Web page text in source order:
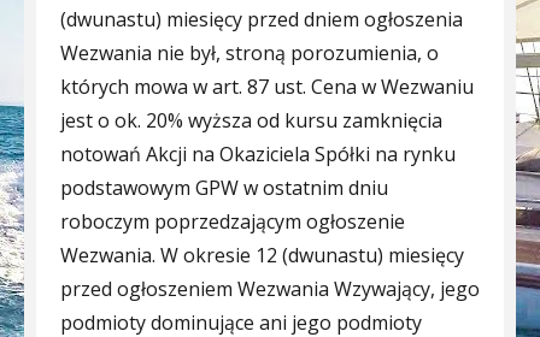
(dwunastu) miesięcy przed dniem ogłoszenia
Wezwania nie był, stroną porozumienia, o
których mowa w art. 87 ust. Cena w Wezwaniu
jest o ok. 20% wyższa od kursu zamknięcia
notowań Akcji na Okaziciela Spółki na rynku
podstawowym GPW w ostatnim dniu
roboczym poprzedzającym ogłoszenie
Wezwania. W okresie 12 (dwunastu) miesięcy
przed ogłoszeniem Wezwania Wzywający, jego
podmioty dominujące ani jego podmioty